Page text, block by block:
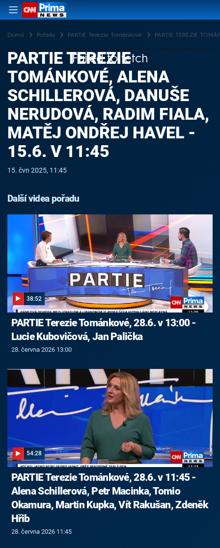
Domů Pořady PARTIE Terezie Tománkové PARTIE TEREZIE
Failed to fetch
PARTIE TEREZIE
TOMÁNKOVÉ, ALENA
SCHILLEROVÁ, DANUŠE
NERUDOVÁ, RADIM FIALA,
MATĚJ ONDŘEJ HAVEL -
15.6. V 11:45
15. čvn 2025, 11:45
Další videa pořadu
38:52
PARTIE Terezie Tománkové, 28.6. v 13:00 -
Lucie Kubovičová, Jan Palička
28. června 2026 13:00
54:28
PARTIE Terezie Tománkové, 28.6. v 11:45 -
Alena Schillerová, Petr Macinka, Tomio
Okamura, Martin Kupka, Vít Rakušan, Zdeněk
Hřib
28. června 2026 11:45